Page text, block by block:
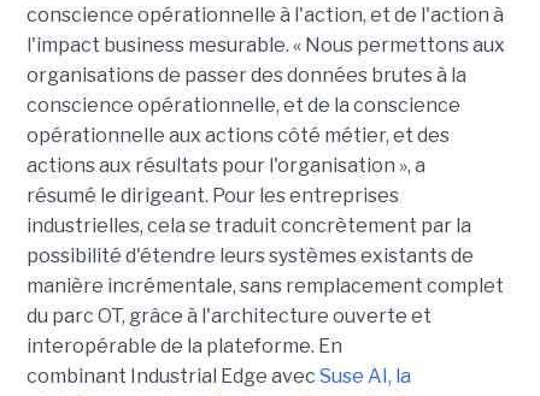
conscience opérationnelle à l'action, et de l'action à
l'impact business mesurable. « Nous permettons aux
organisations de passer des données brutes à la
conscience opérationnelle, et de la conscience
opérationnelle aux actions côté métier, et des
actions aux résultats pour l'organisation », a
résumé le dirigeant. Pour les entreprises
industrielles, cela se traduit concrètement par la
possibilité d'étendre leurs systèmes existants de
manière incrémentale, sans remplacement complet
du parc OT, grâce à l'architecture ouverte et
interopérable de la plateforme. En
combinant Industrial Edge avec Suse AI, la